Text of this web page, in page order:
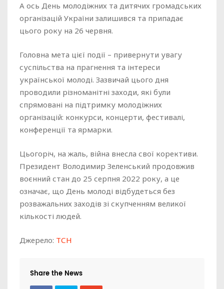
А ось День молодіжних та дитячих громадських
організацій України залишився та припадає
цього року на 26 червня.
Головна мета цієї події – привернути увагу
суспільства на прагнення та інтереси
української молоді. Зазвичай цього дня
проводили різноманітні заходи, які були
спрямовані на підтримку молодіжних
організацій: конкурси, концерти, фестивалі,
конференції та ярмарки.
Цьогоріч, на жаль, війна внесла свої корективи.
Президент Володимир Зеленський продовжив
воєнний стан до 25 серпня 2022 року, а це
означає, що День молоді відбудеться без
розважальних заходів зі скупченням великої
кількості людей.
Джерело: ТСН
Share the News